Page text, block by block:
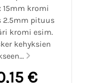
15mm kromi
2.5mm pituus
kromi esim.
kehyksien
€